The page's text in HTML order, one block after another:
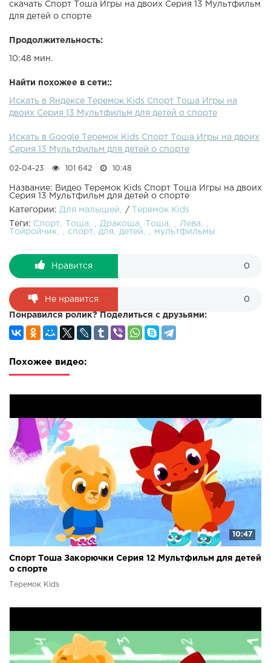
скачать Спорт Тоша Игры на двоих Серия 13 Мультфильм
для детей о спорте
Продолжительность:
10:48 мин.
Найти похожее в сети::
Искать в Яндексе Теремок Kids Спорт Тоша Игры на
двоих Серия 13 Мультфильм для детей о спорте
Искать в Google Теремок Kids Спорт Тоша Игры на двоих
Серия 13 Мультфильм для детей о спорте
02-04-23 101 642 10:48
Название: Видео Теремок Kids Спорт Тоша Игры на двоих
Серия 13 Мультфильм для детей о спорте
Категории: Для малышей /
Теремок Kids
Теги: Спорт Тоша Дракоша Тоша
Лева
Тойройчик
спорт для детей мультфильмы
Нравится 0
Не нравится 0
Понравился ролик? Поделиться с друзьями:
Похожее видео:
10:47
Спорт Тоша Закорючки Серия 12 Мультфильм для детей
о спорте
Теремок Kids